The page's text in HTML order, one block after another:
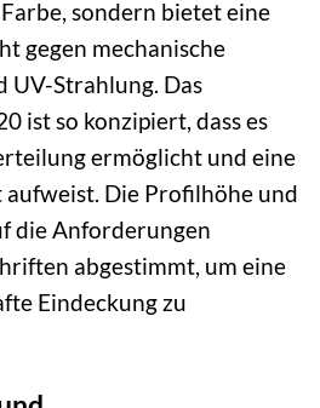
sondern bietet eine
gegen mechanische
UV-Strahlung. Das
ist so konzipiert, dass es
ermöglicht und eine
aufweist. Die Profilhöhe und
die Anforderungen
abgestimmt, um eine
Eindeckung zu